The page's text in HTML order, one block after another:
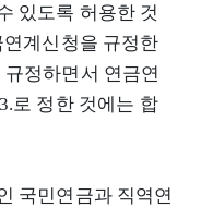
있도록 허용한 것
계신청을 규정한
정하면서 연금연
로 정한 것에는 합
국민연금과 직역연